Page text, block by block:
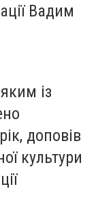
Вадим
із
доповів
культури